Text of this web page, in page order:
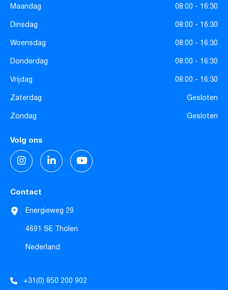
Maandag
08:00 - 16:30
Dinsdag
08:00 - 16:30
Woensdag
08:00 - 16:30
Donderdag
08:00 - 16:30
Vrijdag
08:00 - 16:30
Zaterdag
Gesloten
Zondag
Gesloten
Volg ons
Contact
Energieweg 29
4691 SE Tholen
Nederland
+31(0) 850 200 902